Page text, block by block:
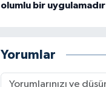
olumlu bir uygulamadır
Yorumlar